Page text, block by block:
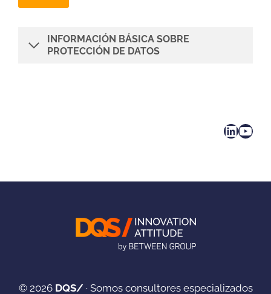
INFORMACIÓN BÁSICA SOBRE
PROTECCIÓN DE DATOS
LinkedIn YouTube
© 2026 DQS/· Somos consultores especializados